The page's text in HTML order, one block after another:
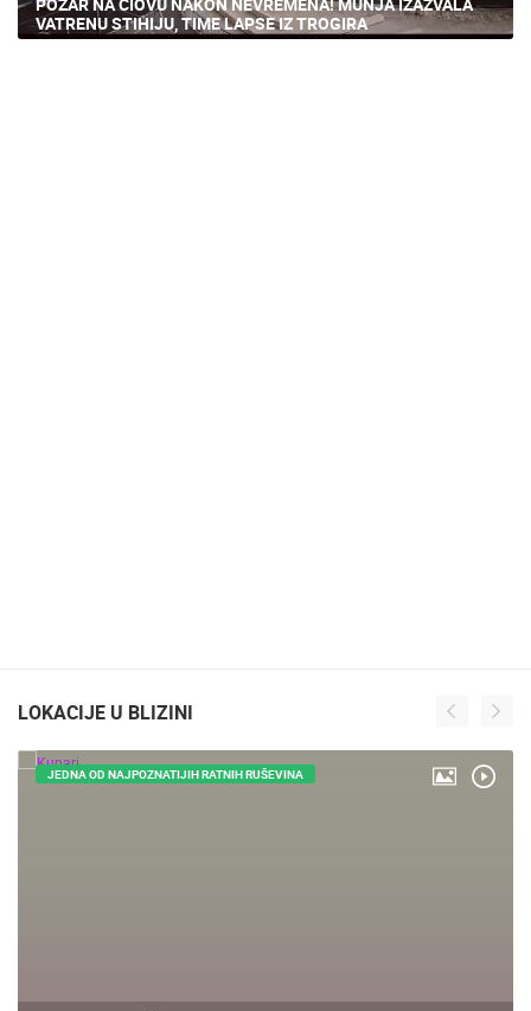
VATRENU STIHIJU, TIME LAPSE IZ TROGIRA
LOKACIJE U BLIZINI
JEDNA OD NAJPOZNATIJIH RATNIH RUŠEVINA